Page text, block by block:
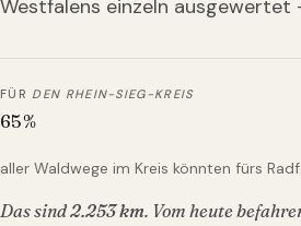
Westfalens einzeln ausgewertet
FÜR DEN RHEIN-SIEG-KREIS
65%
aller Waldwege im Kreis könnten fürs
Das sind2.253km. Vom heute